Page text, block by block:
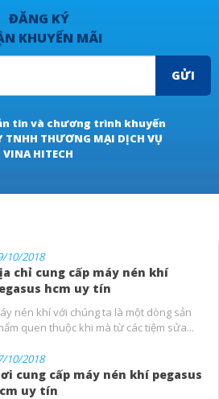
ĐĂNG KÝ
KHUYẾN MÃI
GỬI
tin và chương trình khuyến
THƯƠNG MẠI DỊCH VỤ
VINA HITECH
10/2018
chỉ cung cấp máy nén khí
hcm uy tín
nén khí với chúng ta là một dòng sản
quen thuộc khi mà từ các tiệm sửa...
10/2018
cung cấp máy nén khí pegasus
uy tín